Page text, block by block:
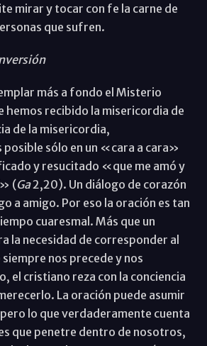
mirar y tocar con fe la carne de
que sufren.
más a fondo el Misterio
hemos recibido la misericordia de
de la misericordia,
sólo en un «cara a cara»
y resucitado «que me amó y
(Ga2,20). Un diálogo de corazón
a amigo. Por eso la oración es tan
cuaresmal. Más que un
la necesidad de corresponder al
nos precede y nos
el cristiano reza con la conciencia
La oración puede asumir
lo que verdaderamente cuenta
que penetre dentro de nosotros,